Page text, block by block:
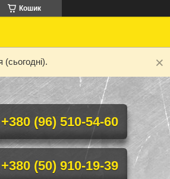
Кошик
+380 (96) 510-54-60
+380 (50) 910-19-39